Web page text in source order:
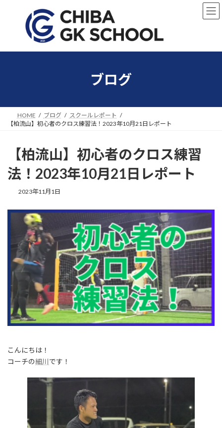
へ
ョ
ブログ
HOME ブログ
スクールレポート
【柏流山】初心者のクロス練習法！2023年10月21日レポート
【柏流山】初心者のクロス練習
法！2023年10月21日レポート
2023年11月1日
こんにちは！
コーチの細川です！